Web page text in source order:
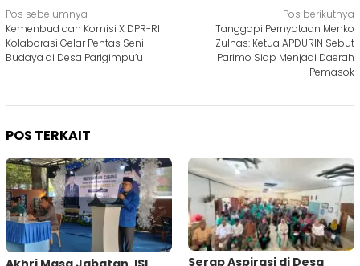
Navigasi
pos
Pos sebelumnya
Kemenbud dan Komisi X DPR-RI
Kolaborasi Gelar Pentas Seni
Budaya di Desa Parigimpu’u
Pos berikutnya
Tanggapi Pernyataan Menko
Zulhas: Ketua APDURIN Sebut
Parimo Siap Menjadi Daerah
Pemasok
POS TERKAIT
Serap Aspirasi di Desa